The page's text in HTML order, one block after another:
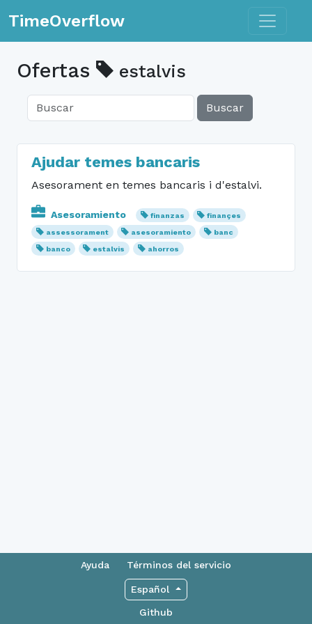
TimeOverflow Toggle
Ofertas estalvis
Buscar
Ajudar temes bancaris
Asesorament en temes bancaris i d'estalvi.
Asesoramiento finanzas
finançes
assessorament
asesoramiento
banc
banco
estalvis ahorros
Ayuda Términos del servicio
Español
Github